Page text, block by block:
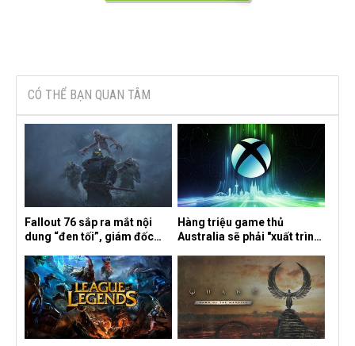
CÓ THỂ BẠN QUAN TÂM
Fallout 76 sắp ra mắt nội
dung “đen tối”, giám đốc
Hàng triệu game thủ
Australia sẽ phải "xuất trình
số tựa game trên Xbox?